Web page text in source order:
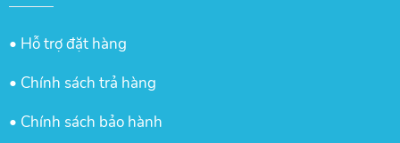
• Hỗ trợ đặt hàng
• Chính sách trả hàng
• Chính sách bảo hành